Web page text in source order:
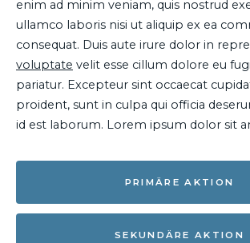
enim ad minim veniam, quis nostrud
ullamco laboris nisi ut aliquip ex ea
consequat. Duis aute irure dolor in
voluptate velit esse cillum dolore eu
pariatur. Excepteur sint occaecat
proident, sunt in culpa qui officia
id est laborum. Lorem ipsum dolor sit
PRIMÄRE AKTION
SEKUNDÄRE AKTION